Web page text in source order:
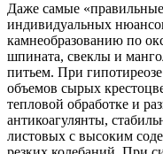
Даже самые
индивидуальных
камнеобразованию по
шпината, свеклы и
питьем. При
объемов сырых
тепловой обработке и
антикоагулянты,
листовых с высоким